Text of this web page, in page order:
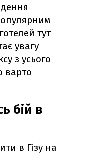
тут
увагу
з усього
варто
бій в
в Гізу на